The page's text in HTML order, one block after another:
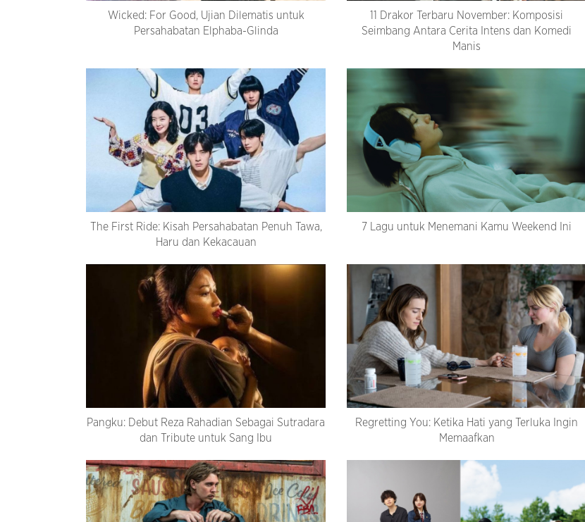
Wicked: For Good, Ujian Dilematis untuk
Persahabatan Elphaba-Glinda
11 Drakor Terbaru November: Komposisi
Seimbang Antara Cerita Intens dan Komedi
Manis
The First Ride: Kisah Persahabatan Penuh Tawa,
Haru dan Kekacauan
7 Lagu untuk Menemani Kamu Weekend Ini
Pangku: Debut Reza Rahadian Sebagai Sutradara
dan Tribute untuk Sang Ibu
Regretting You: Ketika Hati yang Terluka Ingin
Memaafkan